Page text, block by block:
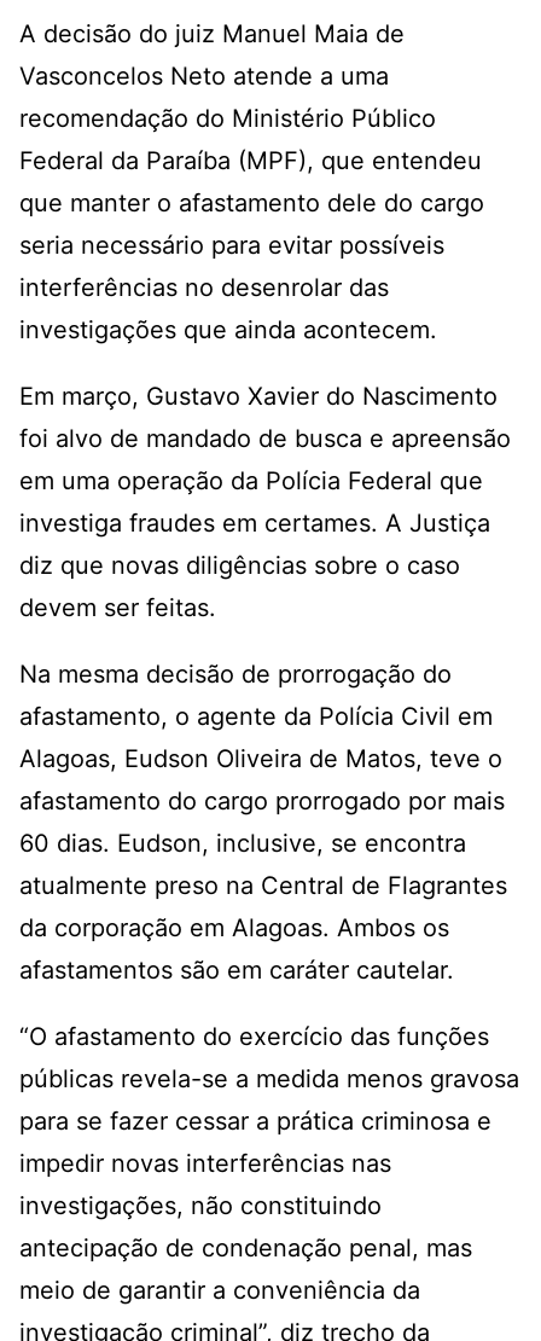
A decisão do juiz Manuel Maia de
Vasconcelos Neto atende a uma
recomendação do Ministério Público
Federal da Paraíba (MPF), que entendeu
que manter o afastamento dele do cargo
seria necessário para evitar possíveis
interferências no desenrolar das
investigações que ainda acontecem.
Em março, Gustavo Xavier do Nascimento
foi alvo de mandado de busca e apreensão
em uma operação da Polícia Federal que
investiga fraudes em certames. A Justiça
diz que novas diligências sobre o caso
devem ser feitas.
Na mesma decisão de prorrogação do
afastamento, o agente da Polícia Civil em
Alagoas, Eudson Oliveira de Matos, teve o
afastamento do cargo prorrogado por mais
60 dias. Eudson, inclusive, se encontra
atualmente preso na Central de Flagrantes
da corporação em Alagoas. Ambos os
afastamentos são em caráter cautelar.
“O afastamento do exercício das funções
públicas revela-se a medida menos gravosa
para se fazer cessar a prática criminosa e
impedir novas interferências nas
investigações, não constituindo
antecipação de condenação penal, mas
meio de garantir a conveniência da
investigação criminal”, diz trecho da